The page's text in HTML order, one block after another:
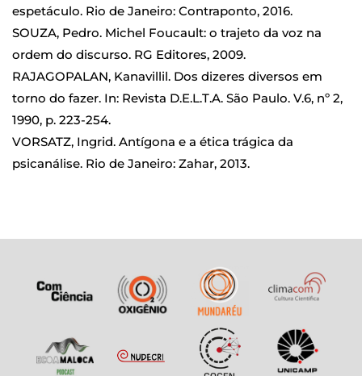
espetáculo. Rio de Janeiro: Contraponto, 2016.
SOUZA, Pedro. Michel Foucault: o trajeto da voz na
ordem do discurso. RG Editores, 2009.
RAJAGOPALAN, Kanavillil. Dos dizeres diversos em
torno do fazer. In: Revista D.E.L.T.A. São Paulo. V.6, nº 2,
1990, p. 223-254.
VORSATZ, Ingrid. Antígona e a ética trágica da
psicanálise. Rio de Janeiro: Zahar, 2013.